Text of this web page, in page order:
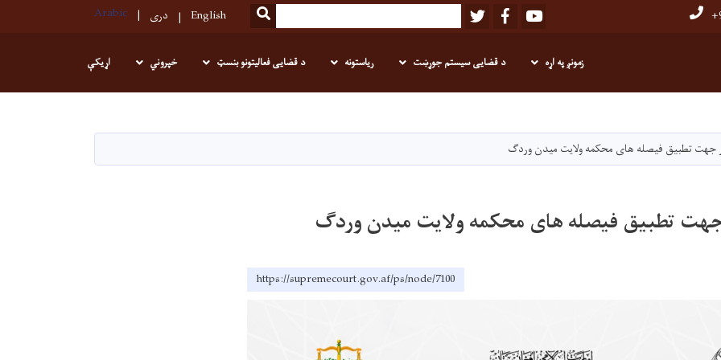
دانګل
Youtube
Facebook
Twitter
Search
SEARCH
English دری Arabic
زمونږ په اړه د قضایی سیستم جوړښت ریاستونه د قضایی فعالیتونو بنسټ خپروني اړیکې
تطبیق فیصله های محکمه ولایت میدن وردگ
تطبیق فیصله های محکمه ولایت میدن وردگ
https://supremecourt.gov.af/ps/node/7100